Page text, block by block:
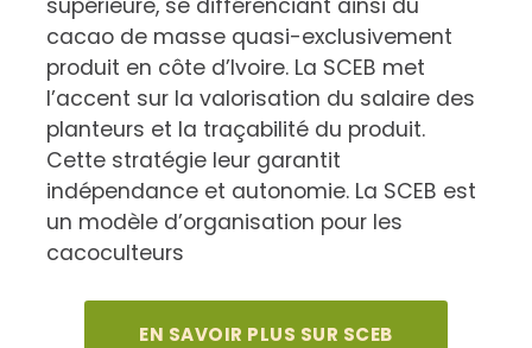
supérieure, se différenciant ainsi du
cacao de masse quasi-exclusivement
produit en côte d’Ivoire. La SCEB met
l’accent sur la valorisation du salaire des
planteurs et la traçabilité du produit.
Cette stratégie leur garantit
indépendance et autonomie. La SCEB est
un modèle d’organisation pour les
cacoculteurs
EN SAVOIR PLUS SUR SCEB